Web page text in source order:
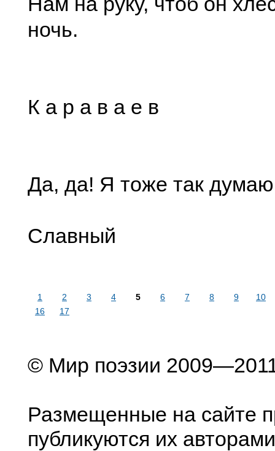
ночь.
К а р а в а е в
Да, да! Я тоже так
Славный
1 2 3 4 5 6 7 8 9
10
16
17
© Мир поэзии
Размещенные на сайте
публикуются их